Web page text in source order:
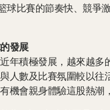
球比賽的節奏快、競爭
發展
年積極發展，越來越
人數及比賽氛圍較以
機會親身體驗這股熱潮